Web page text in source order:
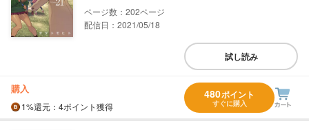
202
配信日：2021/05/18
試し読み
購入
1%還元 ：4ポイント獲得
480ポイント
すぐに購入